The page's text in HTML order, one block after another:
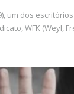
um dos
WFK (Weyl,